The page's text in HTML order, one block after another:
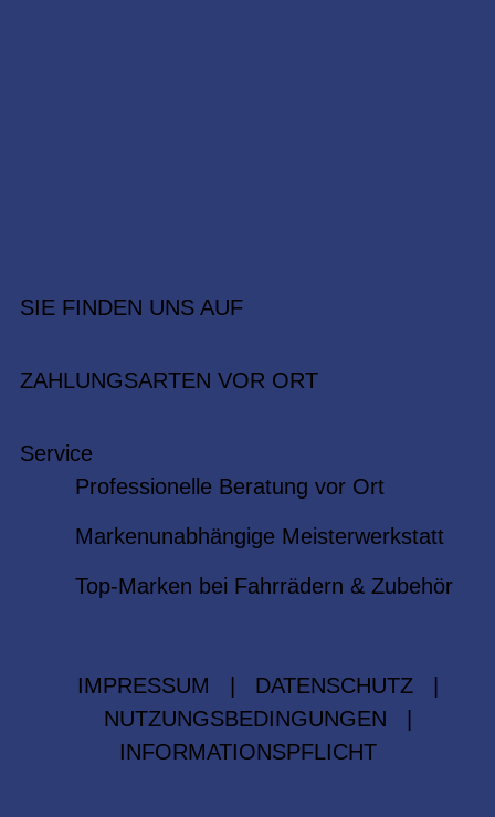
SIE FINDEN UNS AUF
ZAHLUNGSARTEN VOR ORT
Service
Professionelle Beratung vor Ort
Markenunabhängige Meisterwerkstatt
Top-Marken bei Fahrrädern & Zubehör
IMPRESSUM DATENSCHUTZ
NUTZUNGSBEDINGUNGEN
INFORMATIONSPFLICHT